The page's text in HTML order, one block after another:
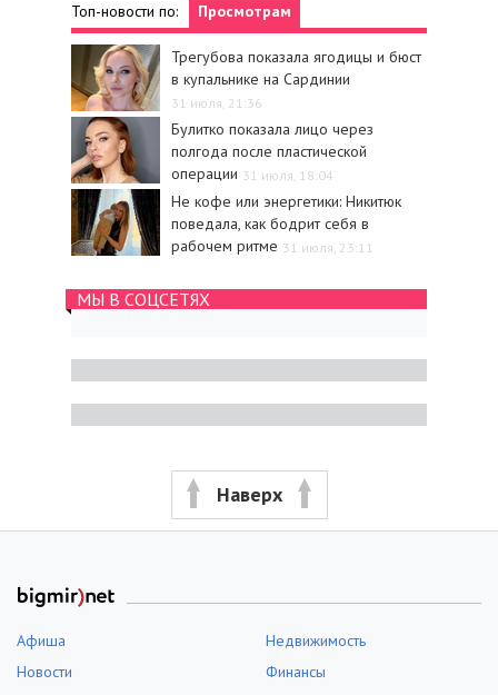
Топ-новости по: Просмотрам
Трегубова показала ягодицы и бюст
в купальнике на Сардинии
31 июля, 21:36
Булитко показала лицо через
полгода после пластической
операции 31 июля, 18:04
Не кофе или энергетики: Никитюк
поведала, как бодрит себя в
рабочем ритме 31 июля, 23:11
МЫ В СОЦСЕТЯХ
Наверх
Афиша
Недвижимость
Новости
Финансы